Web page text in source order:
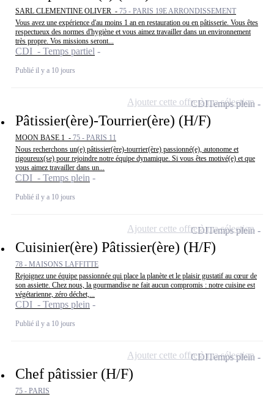
SARL CLEMENTINE OLIVER - 75 - PARIS 19E ARRONDISSEMENT
Vous avez une expérience d'au moins 1 an en restauration ou en pâtisserie. Vous êtes
respectueux des normes d'hygiène et vous aimez travailler dans un environnement
très propre. Vos missions seront...
CDI - Temps partiel
Publié il y a 10 jours
Pâtissier(ère)-Tourrier(ère) (H/F)
MOON BASE 1 - 75 - PARIS 11
Nous recherchons un(e) pâtissier(ère)-tourrier(ère) passionné(e), autonome et
rigoureux(se) pour rejoindre notre équipe dynamique. Si vous êtes motivé(e) et que
vous aimez travailler dans un...
CDI - Temps plein
Publié il y a 10 jours
CDITemps plein
Ajouter cette offre à ma sélection
Cuisinier(ère) Pâtissier(ère) (H/F)
78 - MAISONS LAFFITTE
Rejoignez une équipe passionnée qui place la planète et le plaisir gustatif au cœur de
son assiette. Chez nous, la gourmandise ne fait aucun compromis : notre cuisine est
végétarienne, zéro déchet,...
CDI - Temps plein
Publié il y a 10 jours
CDITemps plein
Ajouter cette offre à ma sélection
Chef pâtissier (H/F)
75 - PARIS
CDITemps plein
Ajouter cette offre à ma sélection